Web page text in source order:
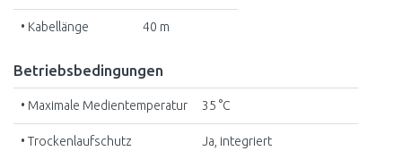
• Kabellänge 40 m
Betriebsbedingungen
• Maximale Medientemperatur 35 °C
• Trockenlaufschutz Ja, integriert